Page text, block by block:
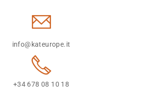
info@kateurope.it
+34 678 08 10 18